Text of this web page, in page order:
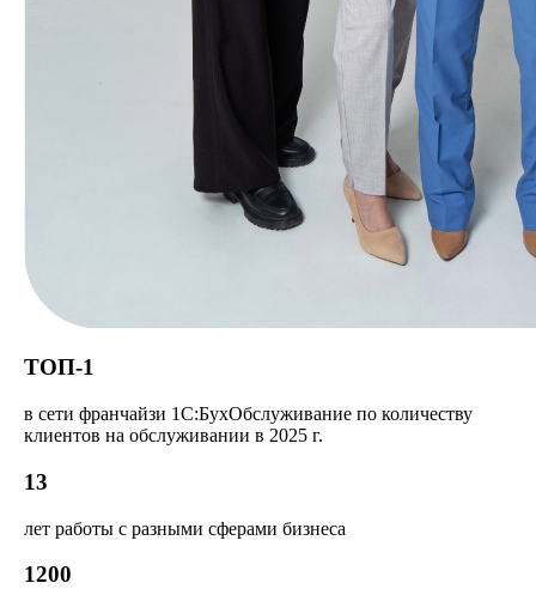
ТОП-1
в сети франчайзи 1С:БухОбслуживание по количеству
клиентов на обслуживании в 2025 г.
13
лет работы с разными сферами бизнеса
1200